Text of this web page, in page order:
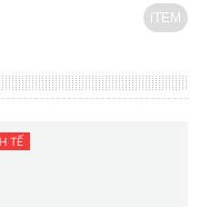
iTEM
TẾ